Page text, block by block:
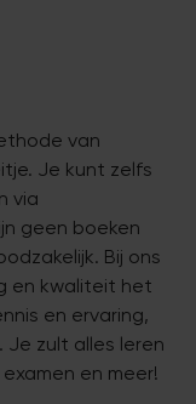
van
Je kunt zelfs
via
geen boeken
Bij ons
en kwaliteit het
en ervaring,
Je zult alles leren
en meer!